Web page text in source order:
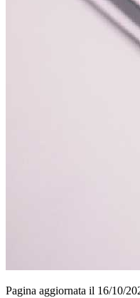
Pagina aggiornata il 16/10/